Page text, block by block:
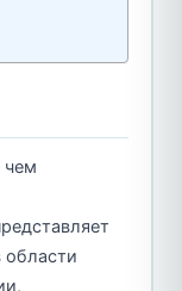
чем
области